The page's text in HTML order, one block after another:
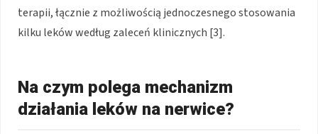
terapii, łącznie z możliwością jednoczesnego stosowania
kilku leków według zaleceń klinicznych [3].
Na czym polega mechanizm
działania leków na nerwice?